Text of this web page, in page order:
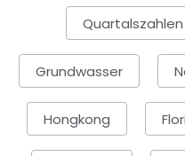
Quartalszahlen
Grundwasser
Hongkong